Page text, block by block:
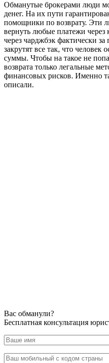
Обманутые брокерами люди
денег. На их пути
помощники по возврату. Эти
вернуть любые платежи
через чарджбэк фактически за
закрутят все так, что
суммы. Чтобы на такое не
возврата только легальные
финансовых рисков. Именно
описали.
Вас обманули?
Бесплатная консультация